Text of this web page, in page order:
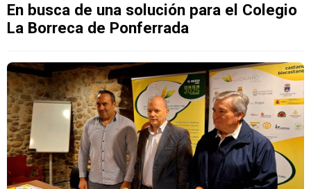
En busca de una solución para el Colegio
La Borreca de Ponferrada